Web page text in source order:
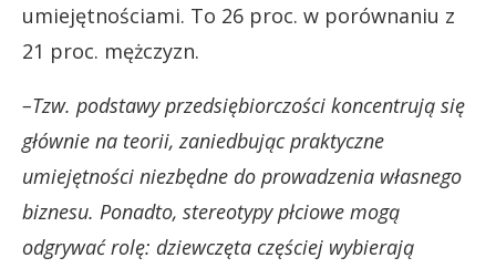
umiejętnościami. To 26 proc. w porównaniu z
21 proc. mężczyzn.
–Tzw. podstawy przedsiębiorczości koncentrują się
głównie na teorii, zaniedbując praktyczne
umiejętności niezbędne do prowadzenia własnego
biznesu. Ponadto, stereotypy płciowe mogą
odgrywać rolę: dziewczęta częściej wybierają